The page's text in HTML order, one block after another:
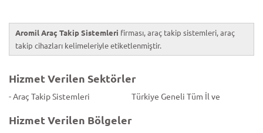
Aromil Araç Takip Sistemleri firması, araç takip sistemleri, araç
takip cihazları kelimeleriyle etiketlenmiştir.
Hizmet Verilen Sektörler
- Araç Takip Sistemleri
Hizmet Verilen Bölgeler
Türkiye Geneli Tüm İl ve